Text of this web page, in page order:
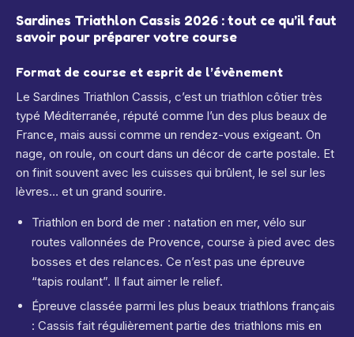
Sardines Triathlon Cassis 2026 : tout ce qu’il faut
savoir pour préparer votre course
Format de course et esprit de l’évènement
Le Sardines Triathlon Cassis, c’est un triathlon côtier très
typé Méditerranée, réputé comme l’un des plus beaux de
France, mais aussi comme un rendez-vous exigeant. On
nage, on roule, on court dans un décor de carte postale. Et
on finit souvent avec les cuisses qui brûlent, le sel sur les
lèvres… et un grand sourire.
Triathlon en bord de mer : natation en mer, vélo sur
routes vallonnées de Provence, course à pied avec des
bosses et des relances. Ce n’est pas une épreuve
“tapis roulant”. Il faut aimer le relief.
Épreuve classée parmi les plus beaux triathlons français
: Cassis fait régulièrement partie des triathlons mis en